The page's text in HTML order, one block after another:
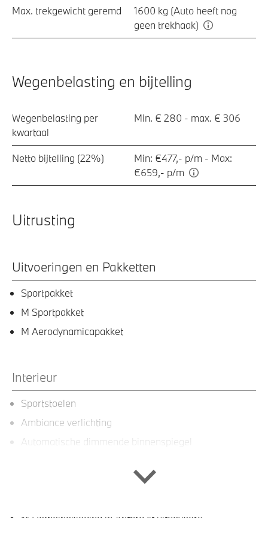
Max. trekgewicht geremd
1600 kg (Auto heeft nog
geen trekhaak)
Wegenbelasting en bijtelling
Wegenbelasting per
kwartaal
Min. € 280 - max. € 306
Netto bijtelling (22%)
Min: €477,- p/m - Max:
€659,- p/m
Uitrusting
Uitvoeringen en Pakketten
Sportpakket
M Sportpakket
M Aerodynamicapakket
Interieur
Sportstoelen
Ambiance verlichting
Automatische dimmende binnenspiegel
M Interieurlijsten Rhombicle Anthrazit
M Hemelbekleding in Anthrazit uitgevoerd